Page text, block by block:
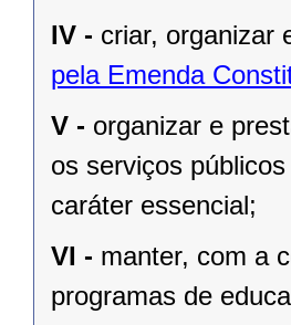
IV - criar, organizar
pela Emenda
V - organizar e
os serviços
caráter essencial;
VI - manter, com a
programas de